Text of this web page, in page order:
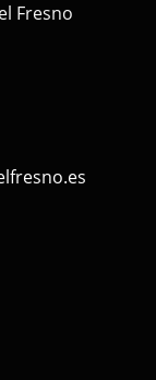
Fresno